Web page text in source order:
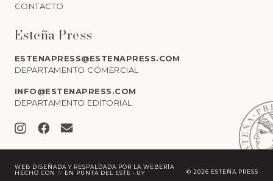
CONTACTO
Esteña Press
ESTENAPRESS@ESTENAPRESS.COM
DEPARTAMENTO COMERCIAL
INFO@ESTENAPRESS.COM
DEPARTAMENTO EDITORIAL
WEB DISEÑADA Y RESPALDADA POR LA WEBERÍA
HECHO CON ♡ EN PUNTA DEL ESTE · UY
© 2026 ESTEÑA PRESS